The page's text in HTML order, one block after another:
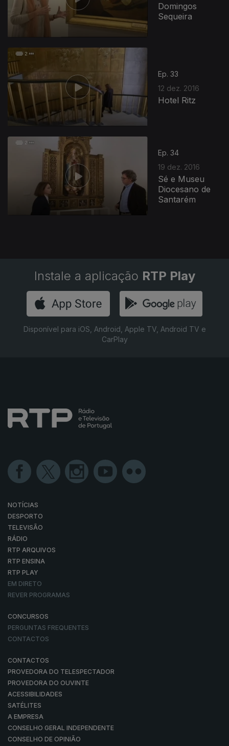
Domingos
Sequeira
Ep. 33
12 dez. 2016
Hotel Ritz
Ep. 34
19 dez. 2016
Sé e Museu
Diocesano de
Santarém
264874
Instale a aplicação RTP Play
Disponível para iOS, Android, Apple TV, Android TV e
CarPlay
NOTÍCIAS
DESPORTO
TELEVISÃO
RÁDIO
RTP ARQUIVOS
RTP ENSINA
RTP PLAY
EM DIRETO
REVER PROGRAMAS
CONCURSOS
PERGUNTAS FREQUENTES
CONTACTOS
CONTACTOS
PROVEDORA DO TELESPECTADOR
PROVEDORA DO OUVINTE
ACESSIBILIDADES
SATÉLITES
A EMPRESA
CONSELHO GERAL INDEPENDENTE
CONSELHO DE OPINIÃO